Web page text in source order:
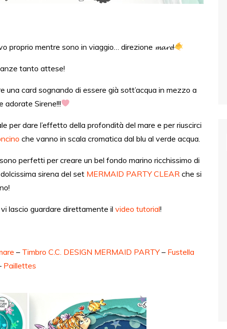
proprio mentre sono in viaggio… direzione 𝓶𝓪𝓻𝓮!
tanto attese!
card sognando di essere già sott’acqua in mezzo a
adorate Sirene!!!
per dare l’effetto della profondità del mare e per riuscirci
che vanno in scala cromatica dal blu al verde acqua.
sono perfetti per creare un bel fondo marino ricchissimo di
sirena del set MERMAID PARTY CLEAR che si
lascio guardare direttamente il video tutorial!
– Timbro C.C. DESIGN MERMAID PARTY– Fustella
Paillettes